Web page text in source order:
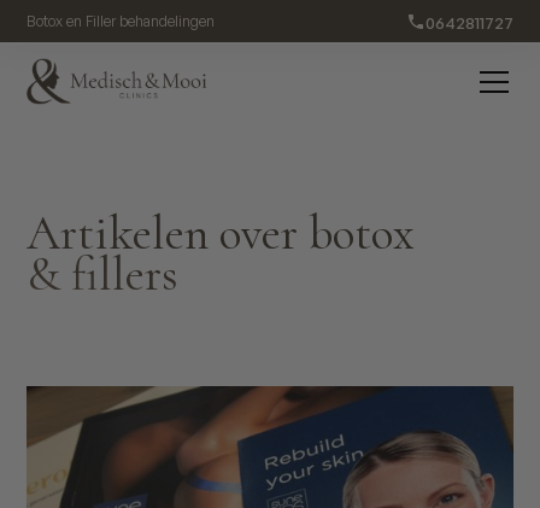
Botox en Filler behandelingen 0642811727
Artikelen over botox
& fillers